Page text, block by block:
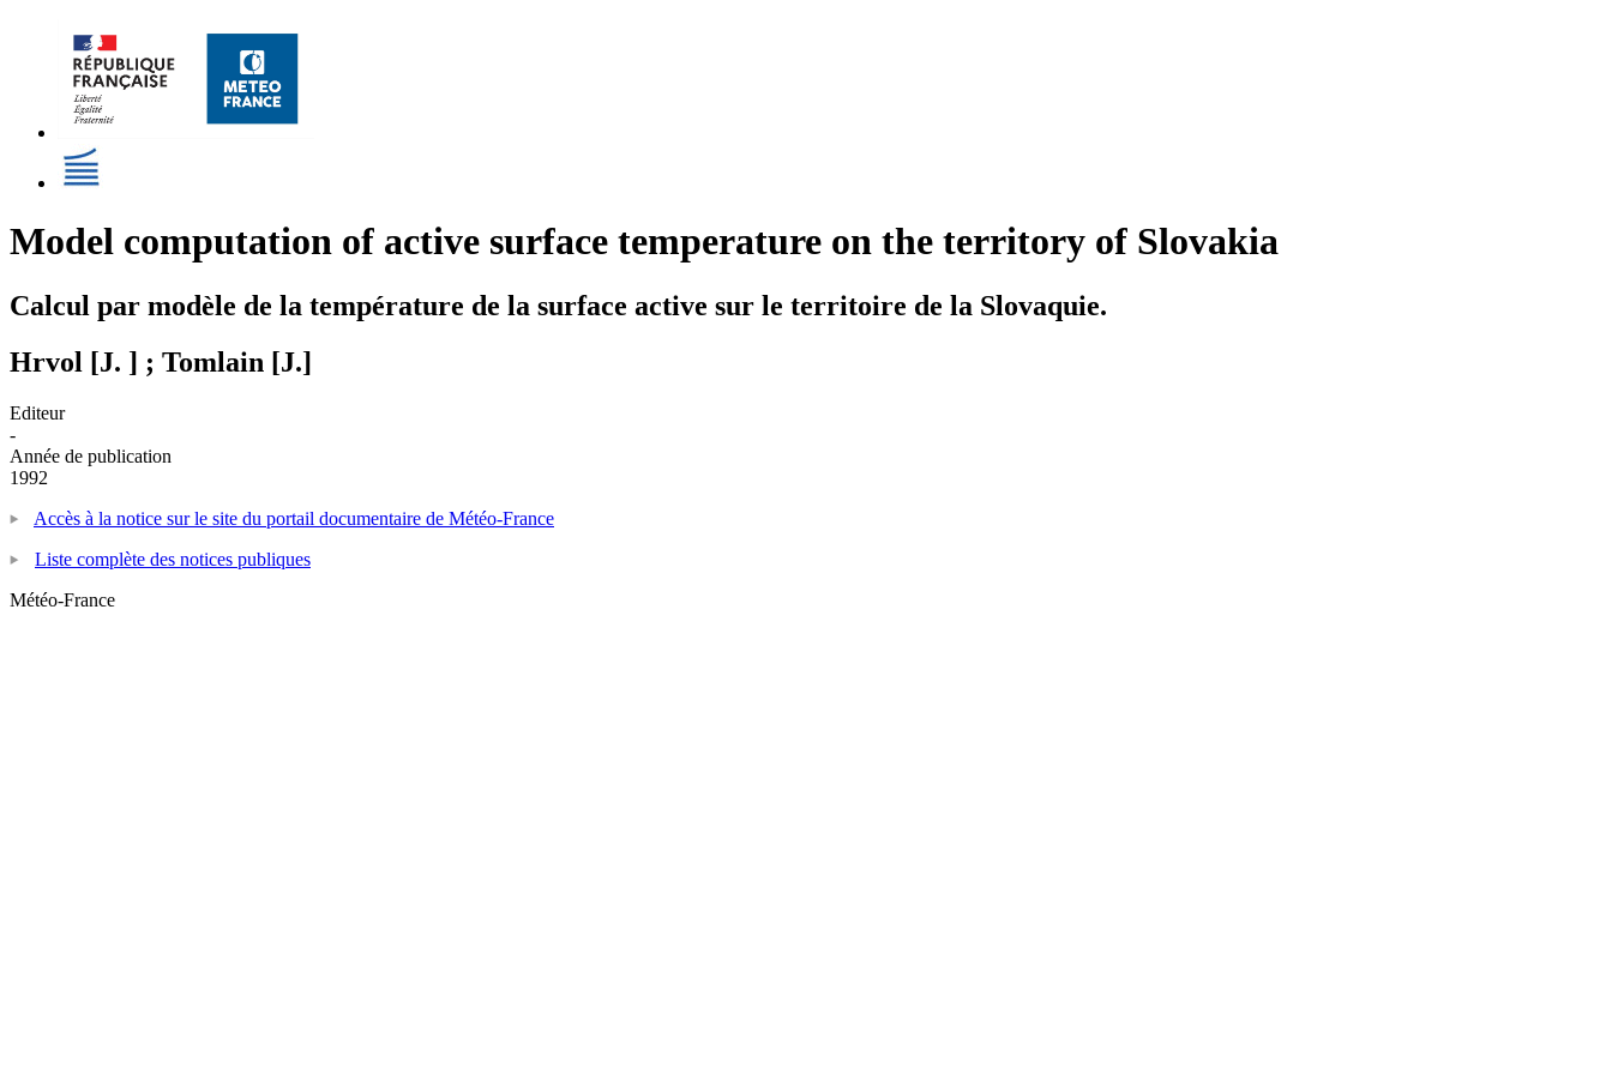
Model computation of active surface temperature on the territory of Slovakia
Calcul par modèle de la température de la surface active sur le territoire de la Slovaquie.
Hrvol [J. ] ; Tomlain [J.]
Editeur
-
Année de publication
1992
Accès à la notice sur le site du portail documentaire de Météo-France
Liste complète des notices publiques
Météo-France